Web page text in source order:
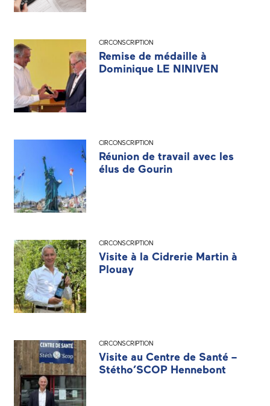
CIRCONSCRIPTION
Remise de médaille à
Dominique LE NINIVEN
CIRCONSCRIPTION
Réunion de travail avec les
élus de Gourin
CIRCONSCRIPTION
Visite à la Cidrerie Martin à
Plouay
CIRCONSCRIPTION
Visite au Centre de Santé –
Stétho’SCOP Hennebont